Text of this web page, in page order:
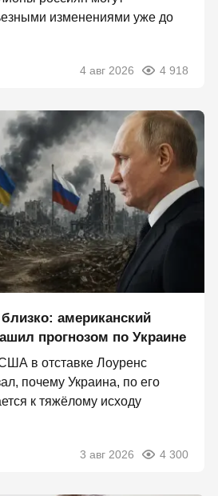
изменениями уже до
4 авг 2026 4 918
американский
прогнозом по Украине
в отставке Лоуренс
почему Украина, по его
к тяжёлому исходу
3 авг 2026 4 300